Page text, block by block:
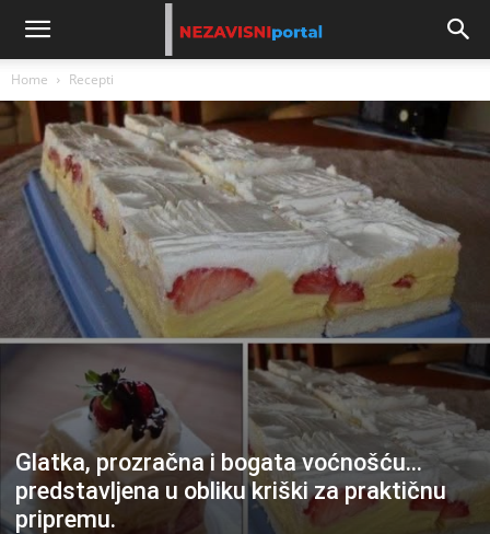
Home Recepti
Glatka, prozračna i bogata voćnošću…
predstavljena u obliku kriški za praktičnu
pripremu.